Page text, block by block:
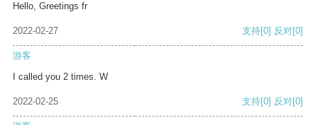
Hello, Greetings fr
2022-02-27 支持[0] 反对[0]
游客
I called you 2 times. W
2022-02-25 支持[0] 反对[0]